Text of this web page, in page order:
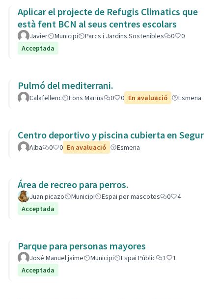
Aplicar el projecte de Refugis Climatics que
està fent BCN al seus centres escolars
Javier Municipi Parcs i Jardins Sostenibles 0
0
Acceptada
Pulmó del mediterrani.
Calafellenc Fons Marins 0 0 En avaluació Esmena
Centro deportivo y piscina cubierta en Segur
Alba 0 0 En avaluació Esmena
Área de recreo para perros.
Juan picazo Municipi Espai per mascotes 0
4
Acceptada
Parque para personas mayores
José Manuel jaime Municipi Espai Públic 1
1
Acceptada